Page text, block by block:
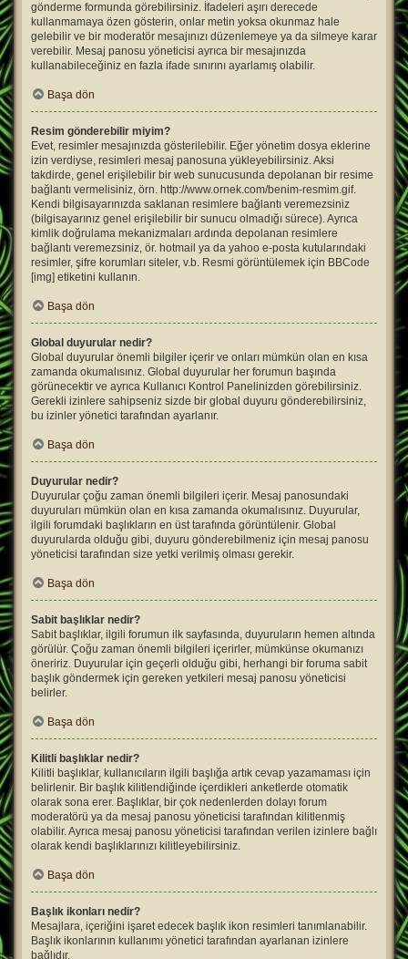
gönderme formunda görebilirsiniz. İfadeleri aşırı derecede
kullanmamaya özen gösterin, onlar metin yoksa okunmaz hale
gelebilir ve bir moderatör mesajınızı düzenlemeye ya da silmeye karar
verebilir. Mesaj panosu yöneticisi ayrıca bir mesajınızda
kullanabileceğiniz en fazla ifade sınırını ayarlamış olabilir.
Başa dön
Resim gönderebilir miyim?
Evet, resimler mesajınızda gösterilebilir. Eğer yönetim dosya eklerine
izin verdiyse, resimleri mesaj panosuna yükleyebilirsiniz. Aksi
takdirde, genel erişilebilir bir web sunucusunda depolanan bir resime
bağlantı vermelisiniz, örn. http://www.ornek.com/benim-resmim.gif.
Kendi bilgisayarınızda saklanan resimlere bağlantı veremezsiniz
(bilgisayarınız genel erişilebilir bir sunucu olmadığı sürece). Ayrıca
kimlik doğrulama mekanizmaları ardında depolanan resimlere
bağlantı veremezsiniz, ör. hotmail ya da yahoo e-posta kutularındaki
resimler, şifre korumları siteler, v.b. Resmi görüntülemek için BBCode
[img] etiketini kullanın.
Başa dön
Global duyurular nedir?
Global duyurular önemli bilgiler içerir ve onları mümkün olan en kısa
zamanda okumalısınız. Global duyurular her forumun başında
görünecektir ve ayrıca Kullanıcı Kontrol Panelinizden görebilirsiniz.
Gerekli izinlere sahipseniz sizde bir global duyuru gönderebilirsiniz,
bu izinler yönetici tarafından ayarlanır.
Başa dön
Duyurular nedir?
Duyurular çoğu zaman önemli bilgileri içerir. Mesaj panosundaki
duyuruları mümkün olan en kısa zamanda okumalısınız. Duyurular,
ilgili forumdaki başlıkların en üst tarafında görüntülenir. Global
duyurularda olduğu gibi, duyuru gönderebilmeniz için mesaj panosu
yöneticisi tarafından size yetki verilmiş olması gerekir.
Başa dön
Sabit başlıklar nedir?
Sabit başlıklar, ilgili forumun ilk sayfasında, duyuruların hemen altında
görülür. Çoğu zaman önemli bilgileri içerirler, mümkünse okumanızı
öneririz. Duyurular için geçerli olduğu gibi, herhangi bir foruma sabit
başlık göndermek için gereken yetkileri mesaj panosu yöneticisi
belirler.
Başa dön
Kilitli başlıklar nedir?
Kilitli başlıklar, kullanıcıların ilgili başlığa artık cevap yazamaması için
belirlenir. Bir başlık kilitlendiğinde içerdikleri anketlerde otomatik
olarak sona erer. Başlıklar, bir çok nedenlerden dolayı forum
moderatörü ya da mesaj panosu yöneticisi tarafından kilitlenmiş
olabilir. Ayrıca mesaj panosu yöneticisi tarafından verilen izinlere bağlı
olarak kendi başlıklarınızı kilitleyebilirsiniz.
Başa dön
Başlık ikonları nedir?
Mesajlara, içeriğini işaret edecek başlık ikon resimleri tanımlanabilir.
Başlık ikonlarının kullanımı yönetici tarafından ayarlanan izinlere
bağlıdır.